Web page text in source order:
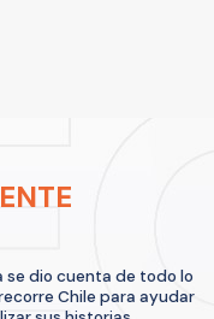
se dio cuenta de todo lo
Chile para ayudar